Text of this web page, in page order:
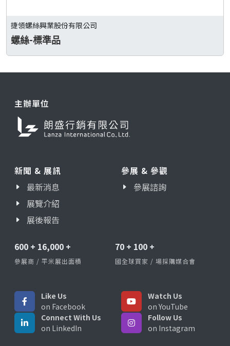
捷領螺絲興業股份有限公司
螺絲-標準品
主辦單位
新聞 & 展訊
最新消息
展覽介紹
展後報告
參展 & 參觀
參展諮詢
600 + 16,000 +
參展商 / 平米展出面積
70 + 100 +
國全球買家 / 場採購媒合會
Like Us
on Facebook
Watch Us
on YouTube
Connect With Us
on LinkedIn
Follow Us
on Instagram